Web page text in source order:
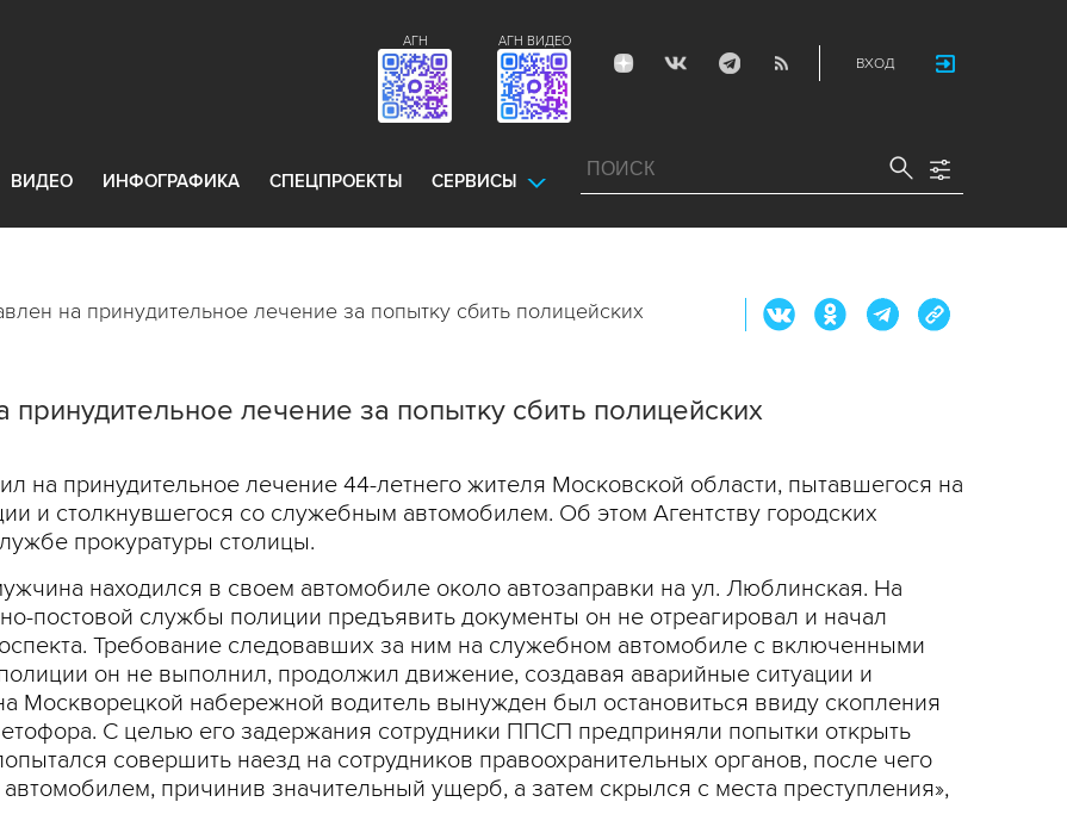
ВХОД
АГН ВИДЕО
АГН
ВИДЕО ИНФОГРАФИКА СПЕЦПРОЕКТЫ СЕРВИСЫ
на принудительное лечение за попытку сбить полицейских
лечение за попытку сбить полицейских
на принудительное лечение 44-летнего жителя Московской области, пытавшегося на
и столкнувшегося со служебным автомобилем. Об этом Агентству городских
прокуратуры столицы.
находился в своем автомобиле около автозаправки на ул. Люблинская. На
постовой службы полиции предъявить документы он не отреагировал и начал
Требование следовавших за ним на служебном автомобиле с включенными
он не выполнил, продолжил движение, создавая аварийные ситуации и
Москворецкой набережной водитель вынужден был остановиться ввиду скопления
С целью его задержания сотрудники ППСП предприняли попытки открыть
совершить наезд на сотрудников правоохранительных органов, после чего
причинив значительный ущерб, а затем скрылся с места преступления»,